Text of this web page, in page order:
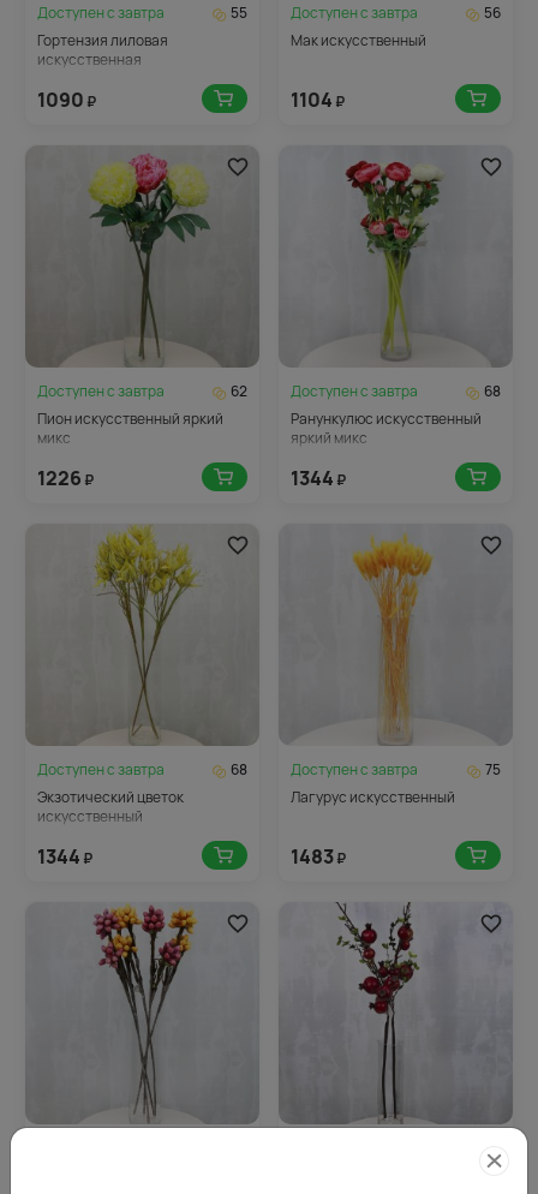
Доступен сзавтра
55
Гортензия лиловая
искусственная
1090 ₽
Доступен сзавтра
56
Мак искусственный
1104 ₽
Доступен сзавтра
62
Пион искусственный яркий
микс
1226 ₽
Доступен сзавтра
68
Ранункулюс искусственный
яркий микс
1344 ₽
Доступен сзавтра
68
Экзотический цветок
искусственный
1344 ₽
Доступен сзавтра
75
Лагурус искусственный
1483₽